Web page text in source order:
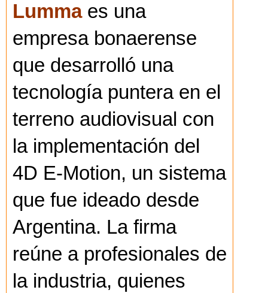
Lummaes una
empresa bonaerense
que desarrolló una
tecnología puntera en el
terreno audiovisual con
la implementación del
4D E-Motion, un sistema
que fue ideado desde
Argentina. La firma
reúne a profesionales de
la industria, quienes